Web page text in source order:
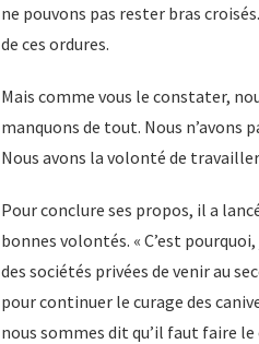
ne pouvons pas rester bras
de ces ordures.
Mais comme vous le constater,
manquons de tout. Nous
Nous avons la volonté de
Pour conclure ses propos, il a
bonnes volontés. « C’est
des sociétés privées de venir au
pour continuer le curage des
nous sommes dit qu’il faut faire